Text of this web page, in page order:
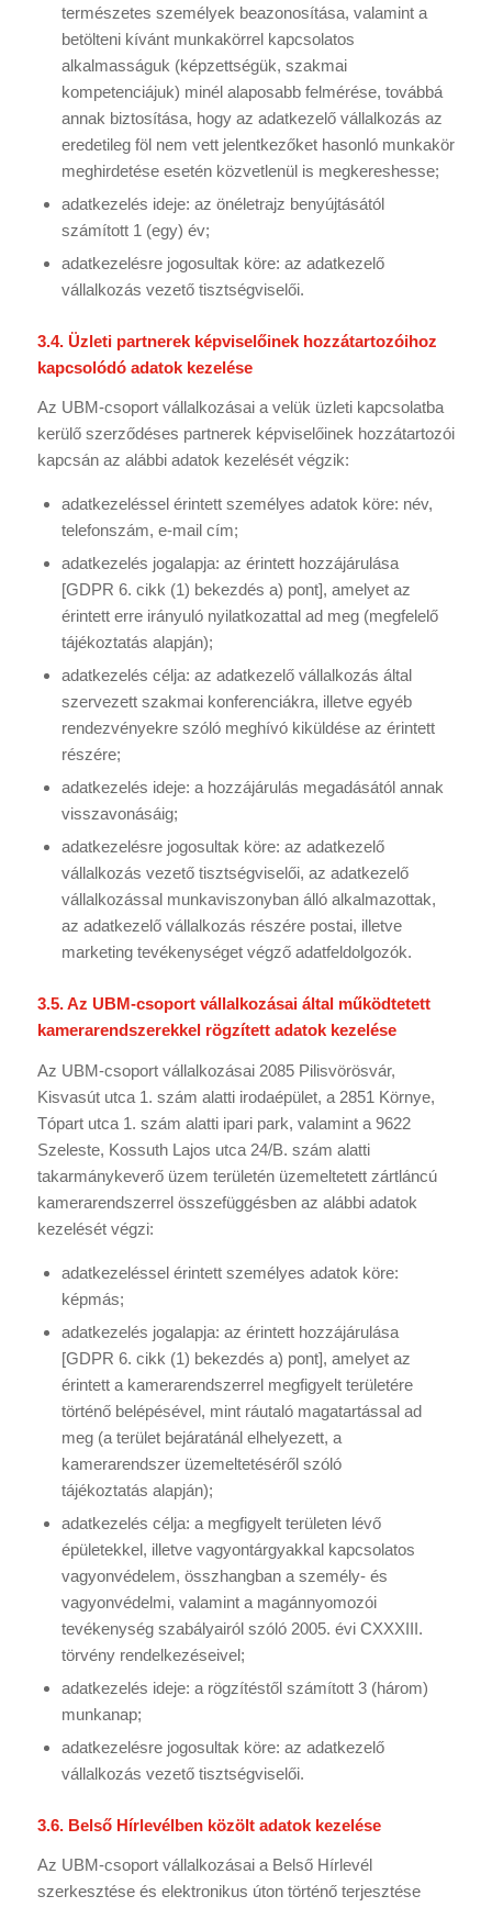
természetes személyek beazonosítása, valamint a
betölteni kívánt munkakörrel kapcsolatos
alkalmasságuk (képzettségük, szakmai
kompetenciájuk) minél alaposabb felmérése, továbbá
annak biztosítása, hogy az adatkezelő vállalkozás az
eredetileg föl nem vett jelentkezőket hasonló munkakör
meghirdetése esetén közvetlenül is megkereshesse;
adatkezelés ideje: az önéletrajz benyújtásától
számított 1 (egy) év;
adatkezelésre jogosultak köre: az adatkezelő
vállalkozás vezető tisztségviselői.
3.4. Üzleti partnerek képviselőinek hozzátartozóihoz
kapcsolódó adatok kezelése
Az UBM-csoport vállalkozásai a velük üzleti kapcsolatba
kerülő szerződéses partnerek képviselőinek hozzátartozói
kapcsán az alábbi adatok kezelését végzik:
adatkezeléssel érintett személyes adatok köre: név,
telefonszám, e-mail cím;
adatkezelés jogalapja: az érintett hozzájárulása
[GDPR 6. cikk (1) bekezdés a) pont], amelyet az
érintett erre irányuló nyilatkozattal ad meg (megfelelő
tájékoztatás alapján);
adatkezelés célja: az adatkezelő vállalkozás által
szervezett szakmai konferenciákra, illetve egyéb
rendezvényekre szóló meghívó kiküldése az érintett
részére;
adatkezelés ideje: a hozzájárulás megadásától annak
visszavonásáig;
adatkezelésre jogosultak köre: az adatkezelő
vállalkozás vezető tisztségviselői, az adatkezelő
vállalkozással munkaviszonyban álló alkalmazottak,
az adatkezelő vállalkozás részére postai, illetve
marketing tevékenységet végző adatfeldolgozók.
3.5. Az UBM-csoport vállalkozásai által működtetett
kamerarendszerekkel rögzített adatok kezelése
Az UBM-csoport vállalkozásai 2085 Pilisvörösvár,
Kisvasút utca 1. szám alatti irodaépület, a 2851 Környe,
Tópart utca 1. szám alatti ipari park, valamint a 9622
Szeleste, Kossuth Lajos utca 24/B. szám alatti
takarmánykeverő üzem területén üzemeltetett zártláncú
kamerarendszerrel összefüggésben az alábbi adatok
kezelését végzi:
adatkezeléssel érintett személyes adatok köre:
képmás;
adatkezelés jogalapja: az érintett hozzájárulása
[GDPR 6. cikk (1) bekezdés a) pont], amelyet az
érintett a kamerarendszerrel megfigyelt területére
történő belépésével, mint ráutaló magatartással ad
meg (a terület bejáratánál elhelyezett, a
kamerarendszer üzemeltetéséről szóló
tájékoztatás alapján);
adatkezelés célja: a megfigyelt területen lévő
épületekkel, illetve vagyontárgyakkal kapcsolatos
vagyonvédelem, összhangban a személy- és
vagyonvédelmi, valamint a magánnyomozói
tevékenység szabályairól szóló 2005. évi CXXXIII.
törvény rendelkezéseivel;
adatkezelés ideje: a rögzítéstől számított 3 (három)
munkanap;
adatkezelésre jogosultak köre: az adatkezelő
vállalkozás vezető tisztségviselői.
3.6. Belső Hírlevélben közölt adatok kezelése
Az UBM-csoport vállalkozásai a Belső Hírlevél
szerkesztése és elektronikus úton történő terjesztése